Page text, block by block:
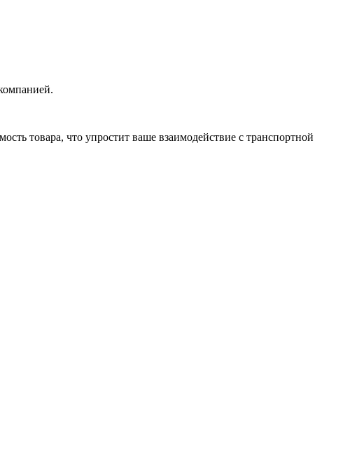
товара, что упростит ваше взаимодействие с транспортной